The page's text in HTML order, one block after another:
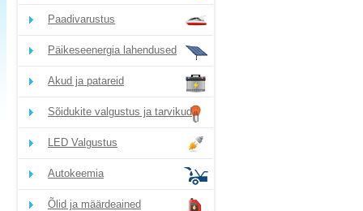
Paadivarustus
Päikeseenergia lahendused
Akud ja patareid
Sõidukite valgustus ja tarvikud
LED Valgustus
Autokeemia
Õlid ja määrdeained